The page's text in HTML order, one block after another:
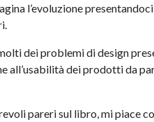
l’evoluzione
dei problemi di design
all’usabilità dei prodotti da
pareri sul libro, mi piace